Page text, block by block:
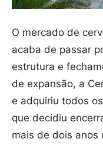
O mercado de
acaba de passar
estrutura e
de expansão, a
e adquiriu todos
que decidiu
mais de dois anos